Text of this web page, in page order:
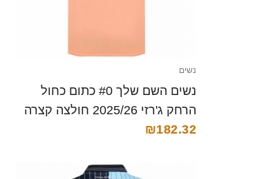
נשים
נשים השם שלך #0 כתום כחול
הרחק ג'רזי 2025/26 חולצה קצרה
₪182.32